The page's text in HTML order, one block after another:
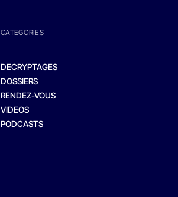
CATEGORIES
DECRYPTAGES
DOSSIERS
RENDEZ-VOUS
VIDEOS
PODCASTS